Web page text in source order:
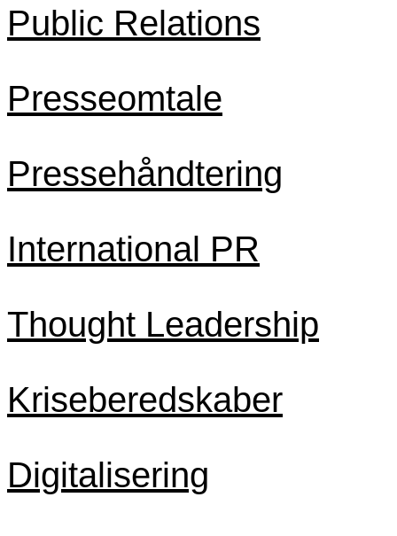
Public Relations
Presseomtale
Pressehåndtering
International PR
Thought Leadership
Kriseberedskaber
Digitalisering